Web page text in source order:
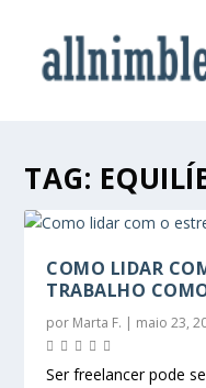
TAG:
COMO LIDAR
TRABALHO
por Marta F. | maio 23,
Ser freelancer pode